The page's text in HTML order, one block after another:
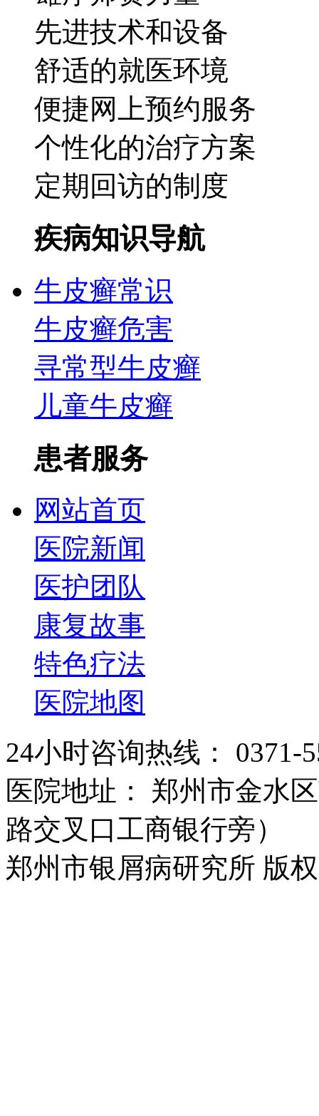
先进技术和设备
舒适的就医环境
便捷网上预约服务
个性化的治疗方案
定期回访的制度
疾病知识导航
牛皮癣常识
牛皮癣危害
寻常型牛皮癣
儿童牛皮癣
患者服务
网站首页
医院新闻
医护团队
康复故事
特色疗法
医院地图
24小时咨询热线： 0371-
医院地址： 郑州市金水
路交叉口工商银行旁）
郑州市银屑病研究所 版